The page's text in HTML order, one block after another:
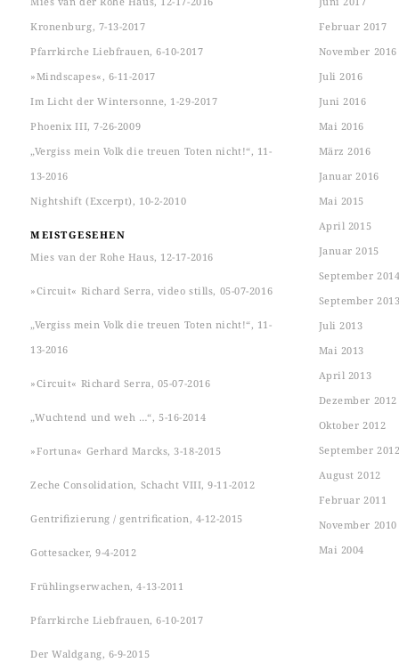
Kronenburg, 7-13-2017
Pfarrkirche Liebfrauen, 6-10-2017
»Mindscapes«, 6-11-2017
Im Licht der Wintersonne, 1-29-2017
Phoenix III, 7-26-2009
„Vergiss mein Volk die treuen Toten nicht!“, 11-
13-2016
Nightshift (Excerpt), 10-2-2010
MEISTGESEHEN
Mies van der Rohe Haus, 12-17-2016
»Circuit« Richard Serra, video stills, 05-07-2016
„Vergiss mein Volk die treuen Toten nicht!“, 11-
13-2016
»Circuit« Richard Serra, 05-07-2016
„Wuchtend und weh …“, 5-16-2014
»Fortuna« Gerhard Marcks, 3-18-2015
Zeche Consolidation, Schacht VIII, 9-11-2012
Gentrifizierung / gentrification, 4-12-2015
Gottesacker, 9-4-2012
Frühlingserwachen, 4-13-2011
Pfarrkirche Liebfrauen, 6-10-2017
Der Waldgang, 6-9-2015
Februar 2017
November 2016
Juli 2016
Juni 2016
Mai 2016
März 2016
Januar 2016
Mai 2015
April 2015
Januar 2015
September
September
Juli 2013
Mai 2013
April 2013
Dezember 2012
Oktober 2012
September
August 2012
Februar 2011
November 2010
Mai 2004